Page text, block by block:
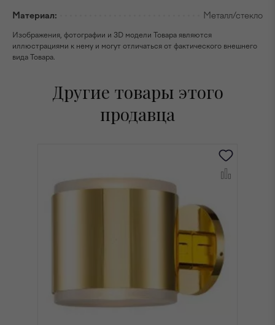
Материал: Металл/стекло
Изображения, фотографии и 3D модели Товара являются
иллюстрациями к нему и могут отличаться от фактического внешнего
вида Товара.
Другие товары этого
продавца